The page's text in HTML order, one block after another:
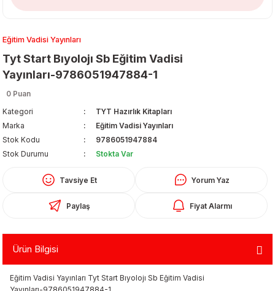
Eğitim Vadisi Yayınları
Tyt Start Bıyolojı Sb Eğitim Vadisi
Yayınları-9786051947884-1
0 Puan
Kategori
TYT Hazırlık Kitapları
Marka
Eğitim Vadisi Yayınları
Stok Kodu
9786051947884
Stok Durumu
Stokta Var
Tavsiye Et Yorum Yaz
Paylaş Fiyat Alarmı
Ürün Bilgisi
Eğitim Vadisi Yayınları Tyt Start Bıyolojı Sb Eğitim Vadisi